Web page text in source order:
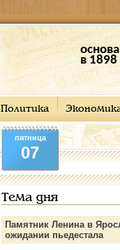
в 1898
Политика
пятница
07
Тема дня
Памятник Ленина в
ожидании пьедестала